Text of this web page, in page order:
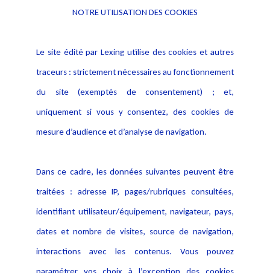
Alerte professionnelle
Déclaration d'accessibilité
Notice Légale
Politique de protection des
données
Publications
NOTRE UTILISATION DES COOKIES
Le site édité par Lexing utilise des cookies et autres
traceurs : strictement nécessaires au fonctionnement
du site (exemptés de consentement) ; et,
uniquement si vous y consentez, des cookies de
mesure d’audience et d’analyse de navigation.
Dans ce cadre, les données suivantes peuvent être
traitées : adresse IP, pages/rubriques consultées,
identifiant utilisateur/équipement, navigateur, pays,
dates et nombre de visites, source de navigation,
interactions avec les contenus. Vous pouvez